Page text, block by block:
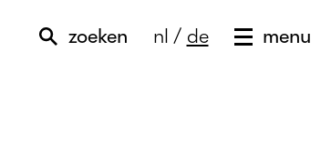
zoeken nl / de menu